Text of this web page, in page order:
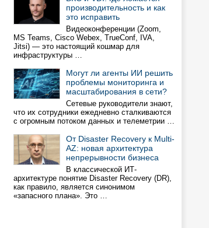
производительность и как
это исправить
Видеоконференции (Zoom,
MS Teams, Cisco Webex, TrueConf, IVA,
Jitsi) — это настоящий кошмар для
инфраструктуры …
Могут ли агенты ИИ решить
проблемы мониторинга и
масштабирования в сети?
Сетевые руководители знают,
что их сотрудники ежедневно сталкиваются
с огромным потоком данных и телеметрии …
От Disaster Recovery к Multi-
AZ: новая архитектура
непрерывности бизнеса
В классической ИТ-
архитектуре понятие Disaster Recovery (DR),
как правило, является синонимом
«запасного плана». Это …